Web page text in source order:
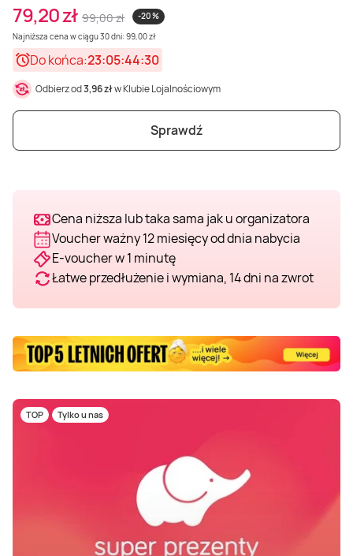
79,20 zł 99,00 zł
-20 %
Najniższa cena w ciągu 30 dni: 99,00 zł
Do końca:23:05:44:28
Odbierz od3,96 złw Klubie Lojalnościowym
Sprawdź
Cena niższa lub taka sama jak u organizatora
Voucher ważny 12 miesięcy od dnia nabycia
E-voucher w 1 minutę
Łatwe przedłużenie i wymiana, 14 dni na zwrot
TOP Tylko u nas